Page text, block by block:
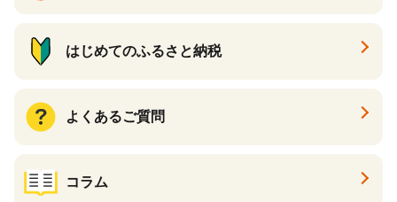
はじめてのふるさと納税
よくあるご質問
コラム